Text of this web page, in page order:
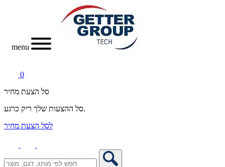
menu
0
סל הצעת מחיר
סל ההצעות שלך ריק כרגע.
לסל הצעת מחיר